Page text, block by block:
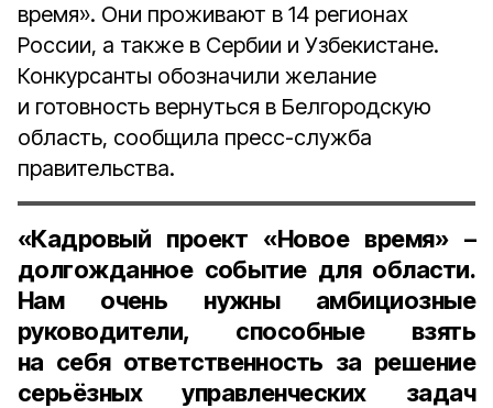
время». Они проживают в 14 регионах
России, а также в Сербии и Узбекистане.
Конкурсанты обозначили желание
и готовность вернуться в Белгородскую
область, сообщила пресс-служба
правительства.
«Кадровый проект «Новое время» –
долгожданное событие для области.
Нам очень нужны амбициозные
руководители, способные взять
на себя ответственность за решение
серьёзных управленческих задач